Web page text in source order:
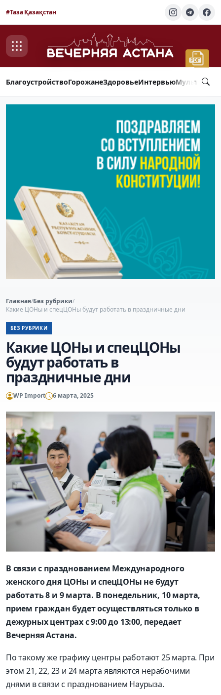
#Таза Қазақстан
БлагоустройствоГорожанеЗдоровьеИнтервью
Главная/Без рубрики/
Какие ЦОНы и спецЦОНы будут работать в праздничные дни
БЕЗ РУБРИКИ
Какие ЦОНы и спецЦОНы
будут работать в
праздничные дни
WP Import 6 марта, 2025
В связи с празднованием Международного
женского дня ЦОНы и спецЦОНы не будут
работать 8 и 9 марта. В понедельник, 10 марта,
прием граждан будет осуществляться только в
дежурных центрах с 9:00 до 13:00, передает
Вечерняя Астана.
По такому же графику центры работают 25 марта. При
этом 21, 22, 23 и 24 марта являются нерабочими
днями в связи с празднованием Наурыза.